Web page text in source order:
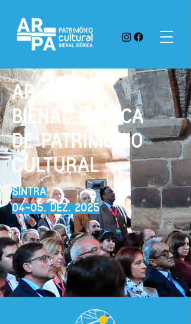
AR-PA
BIENAL IBÉRICA
DE PATRIMÓNIO
CULTURAL
SINTRA
04-05. DEZ. 2O25